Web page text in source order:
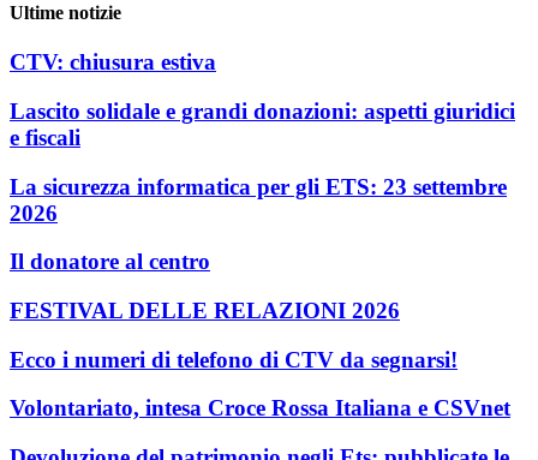
Ultime notizie
CTV: chiusura estiva
Lascito solidale e grandi donazioni: aspetti giuridici
e fiscali
La sicurezza informatica per gli ETS: 23 settembre
2026
Il donatore al centro
FESTIVAL DELLE RELAZIONI 2026
Ecco i numeri di telefono di CTV da segnarsi!
Volontariato, intesa Croce Rossa Italiana e CSVnet